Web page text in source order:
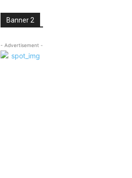
Banner 2
- Advertisement -